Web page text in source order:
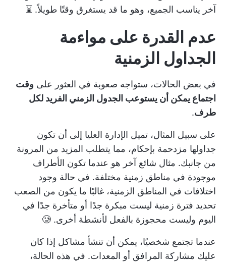
آخر يناسب الجميع، وهو ما قد يستغرق وقتًا طويلاً. ⌛
عدم القدرة على مواءمة
الجداول الزمنية
في بعض الحالات، ستواجه صعوبة في العثور على وقت
اجتماع يمكن أن يستوعب الجدول الزمني الفريد لكل
طرف.
على سبيل المثال، تميل الإدارة العليا إلى أن تكون
جداولها مزدحمة بإحكام، مما يتطلب المزيد من المرونة
من جانبك. مثال شائع آخر هو عندما تكون الأطراف
موجودة في مناطق زمنية مختلفة. في حالة وجود
اختلافات في المناطق الزمنية، غالبًا ما يكون من الصعب
تحديد فترة زمنية ليست مبكرة جدًا أو متأخرة جدًا في
اليوم وليست محجوزة بالفعل لأنشطة أخرى. 🥲
عندما تجتمع شخصيًا، يمكن أن تنشأ مشاكل إذا كان
عليك مشاركة المرافق أو المعدات. في هذه الحالة،